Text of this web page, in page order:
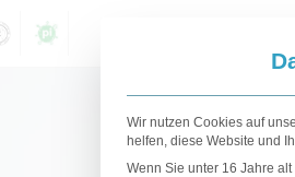
Wir nutzen Cookies auf
helfen, diese Website und
Wenn Sie unter 16 Jahre